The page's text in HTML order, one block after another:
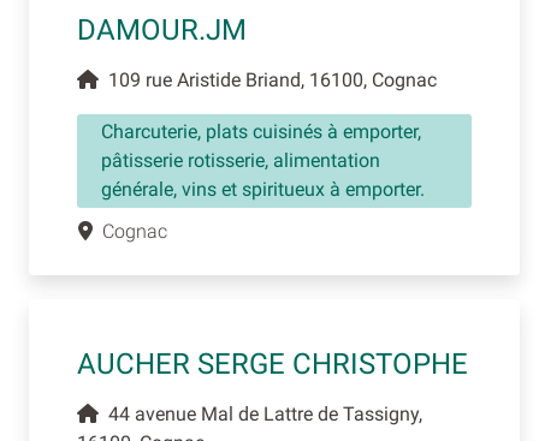
DAMOUR.JM
109 rue Aristide Briand, 16100, Cognac
Charcuterie, plats cuisinés à emporter,
pâtisserie rotisserie, alimentation
générale, vins et spiritueux à emporter.
Cognac
AUCHER SERGE CHRISTOPHE
44 avenue Mal de Lattre de Tassigny,